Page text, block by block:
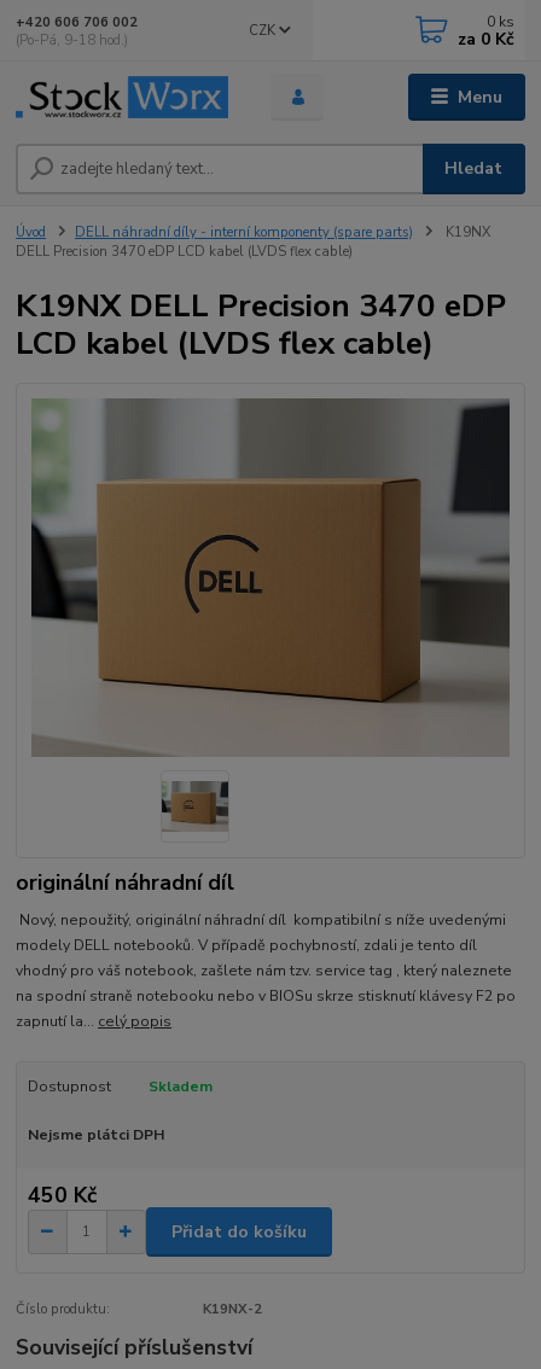
Menu
CZK
Hledat
+420 606 706 002
(Po-Pá, 9-18 hod.)
0 ks
za 0 Kč
Úvod DELL náhradní díly - interní komponenty (spare parts)
K19NX
DELL Precision 3470 eDP LCD kabel (LVDS flex cable)
K19NX DELL Precision 3470 eDP
LCD kabel (LVDS flex cable)
originální náhradní díl
Nový, nepoužitý, originální náhradní díl kompatibilní s níže uvedenými
modely DELL notebooků. V případě pochybností, zdali je tento díl
vhodný pro váš notebook, zašlete nám tzv. service tag , který naleznete
na spodní straně notebooku nebo v BIOSu skrze stisknutí klávesy F2 po
zapnutí la... celý popis
Dostupnost Skladem
Nejsme plátci DPH
450 Kč
Přidat do košíku
Číslo produktu: K19NX-2
Související příslušenství